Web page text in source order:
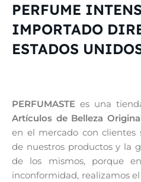
PERFUME
IMPORTADO
ESTADOS
PERFUMASTE es una
Artículos de Belleza
en el mercado con clientes
de nuestros productos y la
de los mismos, porque
inconformidad, realizamos